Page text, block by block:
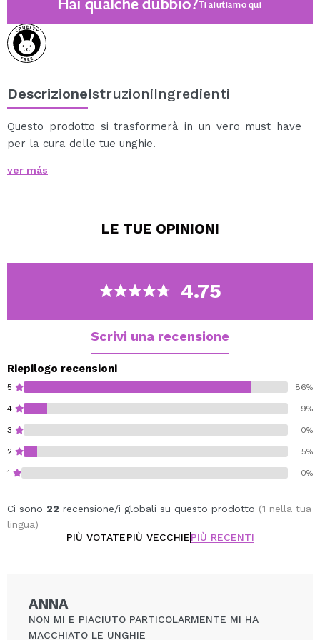
Hai qualche dubbio?Ti aiutiamoqui
DescrizioneIstruzioniIngredienti
Questo prodotto si trasformerà in un vero must have
per la cura delle tue unghie.
mandorle dolci e un estratto di equiseto che idratano e
naturale e le lascia meno fragili.
frutto maturo della papaya.
ver más
LE TUE OPINIONI
4.75
Scrivi una recensione
Riepilogo recensioni
5 86%
4 9%
3 0%
2 5%
1 0%
Ci sono 22 recensione/i globali su questo prodotto (1 nella tua
lingua)
PIÙ VOTATEPIÙ VECCHIEPIÙ RECENTI
ANNA
NON MI E PIACIUTO PARTICOLARMENTE MI HA
MACCHIATO LE UNGHIE